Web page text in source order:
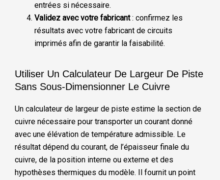
entrées si nécessaire.
Validez avec votre fabricant: confirmez les
résultats avec votre fabricant de circuits
imprimés afin de garantir la faisabilité.
Utiliser Un Calculateur De Largeur De Piste
Sans Sous-Dimensionner Le Cuivre
Un calculateur de largeur de piste estime la section de
cuivre nécessaire pour transporter un courant donné
avec une élévation de température admissible. Le
résultat dépend du courant, de l’épaisseur finale du
cuivre, de la position interne ou externe et des
hypothèses thermiques du modèle. Il fournit un point